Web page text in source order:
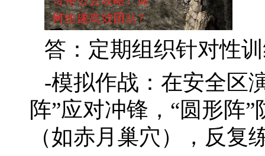
答：定期组织针对性
-模拟作战：在安全区
阵”应对冲锋，“圆形阵
（如赤月巢穴），反复